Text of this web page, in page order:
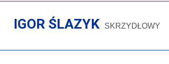
IGOR ŚLAZYK SKRZYDŁOWY